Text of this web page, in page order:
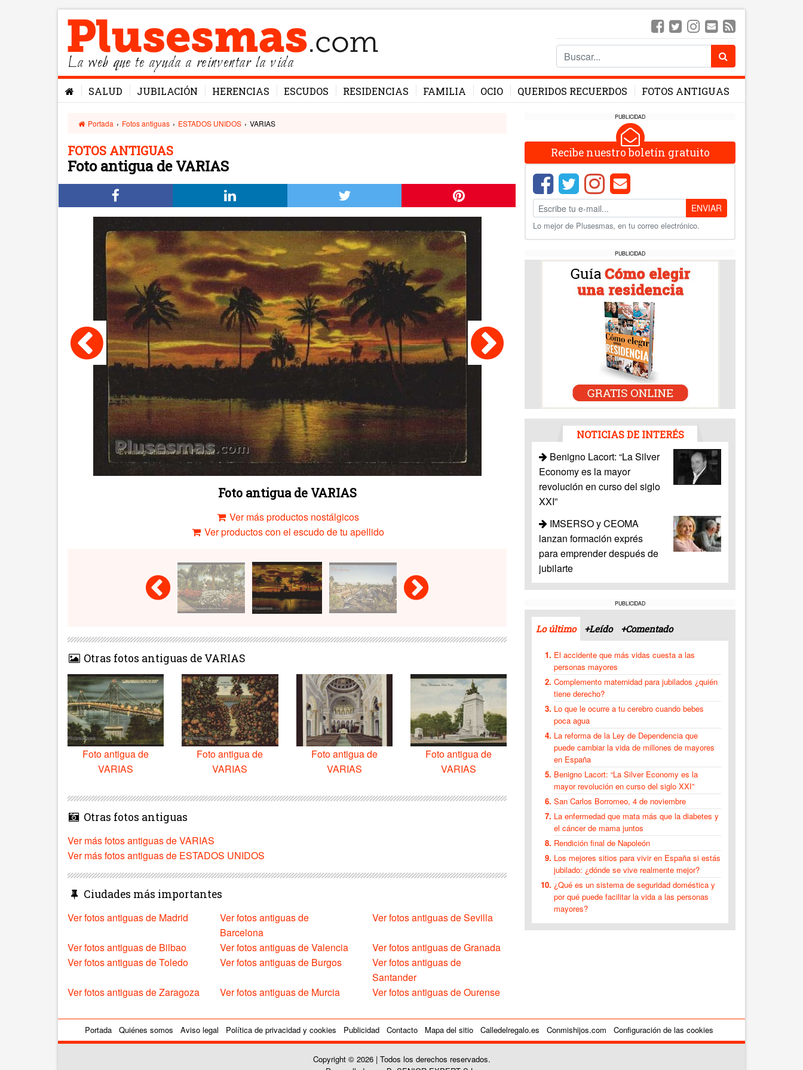
La web que te ayuda a reinventar la vida
SALUD JUBILACIÓN HERENCIAS ESCUDOS RESIDENCIAS FAMILIA OCIO QUERIDOS RECUERDOS FOTOS ANTIGUAS
Portada › Fotos antiguas › ESTADOS UNIDOS › VARIAS
FOTOS ANTIGUAS
Foto antigua de VARIAS
Foto antigua de VARIAS
Ver más productos nostálgicos
Ver productos con el escudo de tu apellido
Otras fotos antiguas de VARIAS
Foto antigua de
VARIAS
Foto antigua de
VARIAS
Foto antigua de
VARIAS
Foto antigua de
VARIAS
Otras fotos antiguas
Ver más fotos antiguas de VARIAS
Ver más fotos antiguas de ESTADOS UNIDOS
Ciudades más importantes
Ver fotos antiguas de Madrid
Ver fotos antiguas de
Barcelona
Ver fotos antiguas de Sevilla
Ver fotos antiguas de Bilbao Ver fotos antiguas de Valencia
Ver fotos antiguas de Granada
Ver fotos antiguas de Toledo
Ver fotos antiguas de Burgos
Ver fotos antiguas de
Santander
Ver fotos antiguas de Zaragoza
Ver fotos antiguas de Murcia Ver fotos antiguas de Ourense
PUBLICIDAD
Recibe nuestro boletín gratuito
ENVIAR
Lo mejor de Plusesmas, en tu correo electrónico.
PUBLICIDAD
NOTICIAS DE INTERÉS
Benigno Lacort: “La Silver
Economy es la mayor
revolución en curso del siglo
XXI”
IMSERSO y CEOMA
lanzan formación exprés
para emprender después de
jubilarte
PUBLICIDAD
Lo último +Leído +Comentado
El accidente que más vidas cuesta a las
personas mayores
Complemento maternidad para jubilados ¿quién
tiene derecho?
Lo que le ocurre a tu cerebro cuando bebes
poca agua
La reforma de la Ley de Dependencia que
puede cambiar la vida de millones de mayores
en España
Benigno Lacort: “La Silver Economy es la
mayor revolución en curso del siglo XXI”
San Carlos Borromeo, 4 de noviembre
La enfermedad que mata más que la diabetes y
el cáncer de mama juntos
Rendición final de Napoleón
Los mejores sitios para vivir en España si estás
jubilado: ¿dónde se vive realmente mejor?
¿Qué es un sistema de seguridad doméstica y
por qué puede facilitar la vida a las personas
mayores?
Portada Quiénes somos Aviso legal Política de privacidad y cookies Publicidad Contacto Mapa del sitio Calledelregalo.es Conmishijos.com Configuración de las cookies
Copyright © 2026 | Todos los derechos reservados.